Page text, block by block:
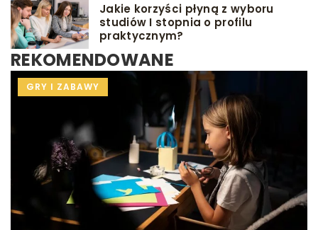
Jakie korzyści płyną z wyboru
studiów I stopnia o profilu
praktycznym?
REKOMENDOWANE
INNE
DIETA DLA MAMY
GRY I ZABAWY